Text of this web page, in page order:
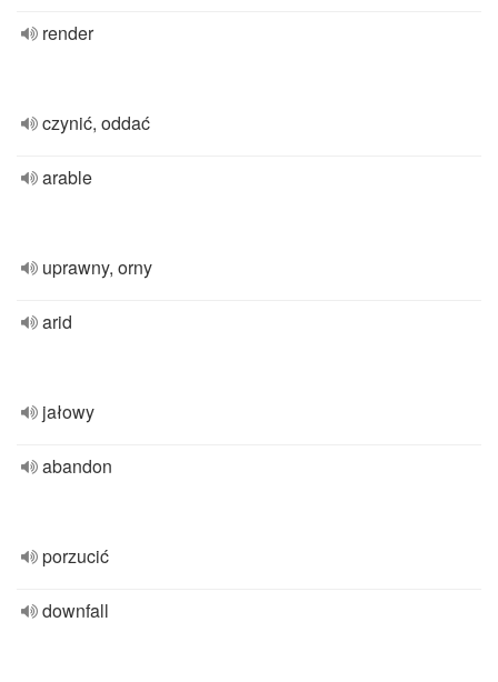
render
czynić, oddać
arable
uprawny, orny
arid
jałowy
abandon
porzucić
downfall